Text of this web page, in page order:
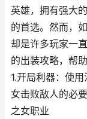
英雄，拥有强大
的首选。然而，
却是许多玩家一
的出装攻略，帮
1.开局利器：使
女击败敌人的必
之女职业